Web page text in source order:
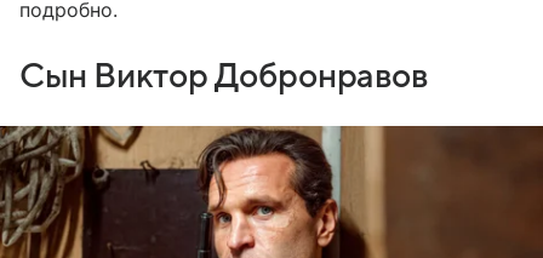
подробно.
Сын Виктор Добронравов